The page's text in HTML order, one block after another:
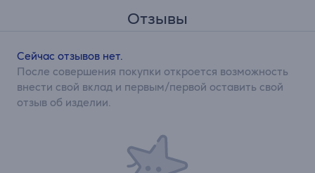
Отзывы
Сейчас отзывов нет.
После совершения покупки откроется возможность
внести свой вклад и первым/первой оставить свой
отзыв об изделии.